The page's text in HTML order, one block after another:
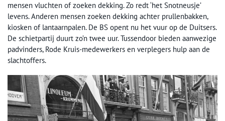
mensen vluchten of zoeken dekking. Zo redt ‘het Snotneusje’
levens. Anderen mensen zoeken dekking achter prullenbakken,
kiosken of lantaarnpalen. De BS opent nu het vuur op de Duitsers.
De schietpartij duurt zo’n twee uur. Tussendoor bieden aanwezige
padvinders, Rode Kruis-medewerkers en verplegers hulp aan de
slachtoffers.